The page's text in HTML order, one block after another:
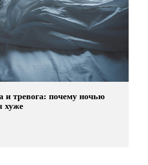
и тревога: почему ночью
хуже